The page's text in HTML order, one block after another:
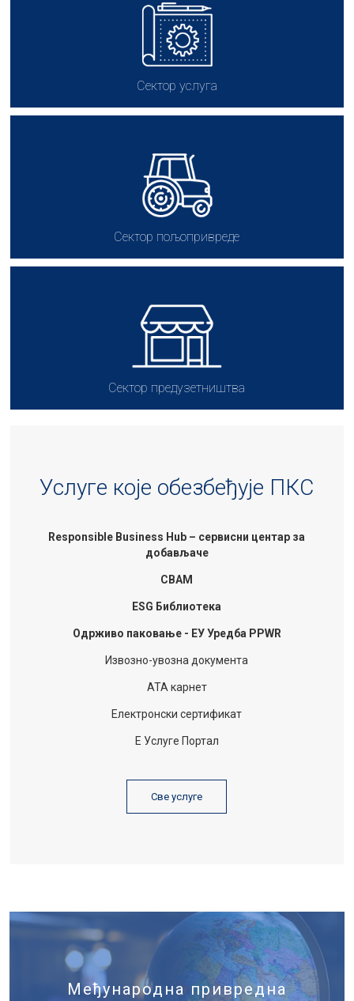
Сектор услуга
Сектор пољопривреде
Сектор предузетништва
Услуге које обезбеђује ПКС
Responsible Business Hub – сервисни центар за
добављаче
CBAM
ESG Библиотека
Одрживо паковање - ЕУ Уредба PPWR
Извозно-увозна документа
АТА карнет
Електронски сертификат
Е Услуге Портал
Све услуге
Међународна привредна